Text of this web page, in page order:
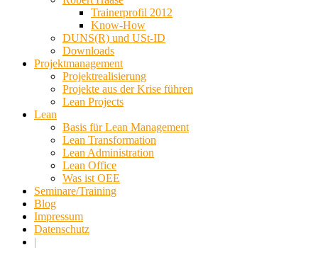
Trainerprofil 2012
Know-How
DUNS(R) und USt-ID
Downloads
Projektmanagement
Projektrealisierung
Projekte aus der Krise führen
Lean Projects
Lean
Basis für Lean Management
Lean Transformation
Lean Administration
Lean Office
Was ist OEE
Seminare/Training
Blog
Impressum
Datenschutz
|